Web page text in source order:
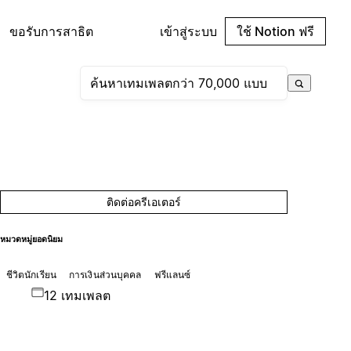
ขอรับการสาธิต เข้าสู่ระบบ ใช้ Notion ฟรี
ติดต่อครีเอเตอร์
หมวดหมู่ยอดนิยม
ชีวิตนักเรียน การเงินส่วนบุคคล ฟรีแลนซ์
12 เทมเพลต